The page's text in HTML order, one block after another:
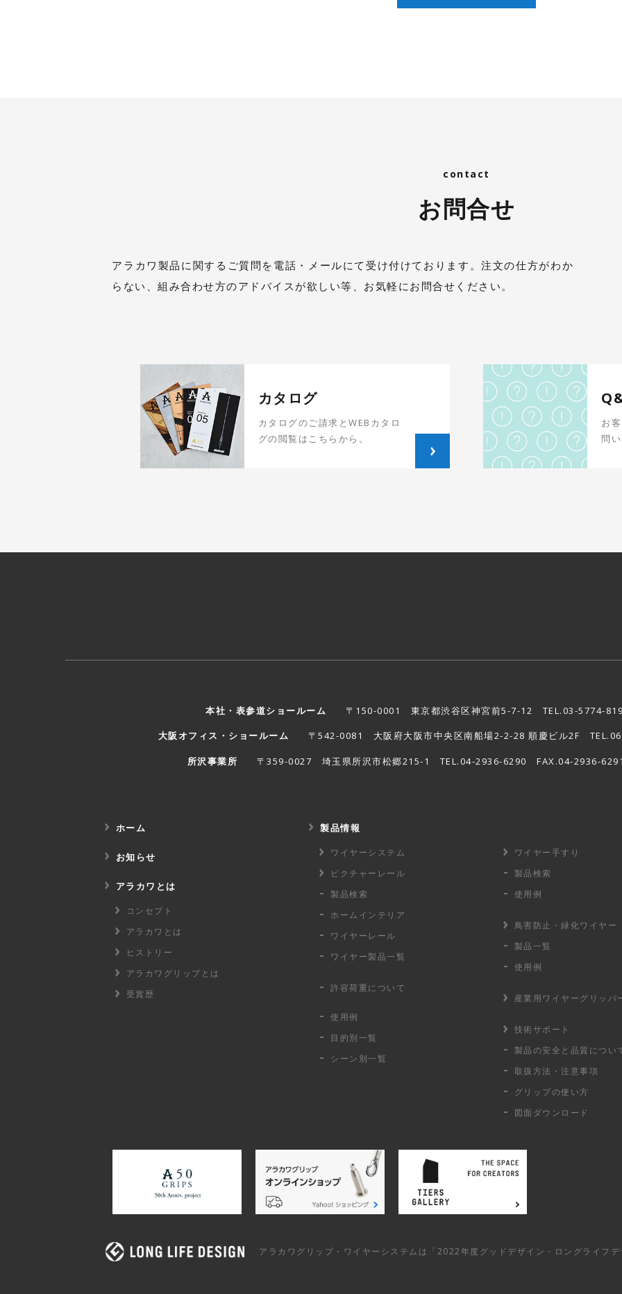
お問合せ
アラカワ製品に関するご質問を電話・メールにて受け付けております。注文の仕方がわか
らない、組み合わせ方のアドバイスが欲しい等、お気軽にお問合せください。
カタログ
カタログのご請求とWEBカタロ
グの閲覧はこちらから。
お
問
本社・表参道ショールーム 〒150-0001 東京都渋谷区神宮前5-7-12 TEL.03-5774-
大阪オフィス・ショールーム 〒542-0081 大阪府大阪市中央区南船場2-2-28 順慶ビル2F
所沢事業所 〒359-0027 埼玉県所沢市松郷215-1 TEL.04-2936-6290 FAX.04-2936-
ホーム
お知らせ
アラカワとは
コンセプト
アラカワとは
ヒストリー
アラカワグリップとは
受賞歴
製品情報
ワイヤーシステム
ピクチャーレール
製品検索
ホームインテリア
ワイヤーレール
ワイヤー製品一覧
許容荷重について
使用例
目的別一覧
シーン別一覧
ワイヤー手すり
製品検索
使用例
鳥害防止・緑化ワイヤー
製品一覧
使用例
産業用ワイヤーグリッパ
技術サポート
製品の安全と品質につい
取扱方法・注意事項
グリップの使い方
図面ダウンロード
アラカワグリップ・ワイヤーシステムは「2022年度グッドデザイン・ロングライフ